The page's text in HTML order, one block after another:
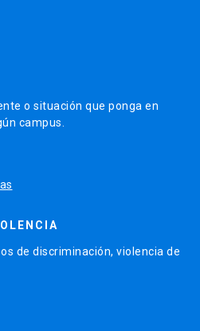
o situación que ponga en
campus.
de discriminación, violencia de